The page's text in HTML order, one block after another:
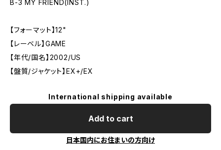
B-3 MY FRIEND(INST.)
【フォーマット】12"
【レーベル】GAME
【年代/国名】2002/US
【盤質/ジャケット】EX+/EX
International shipping available
Add to cart
日本国内にお住まいの方向け